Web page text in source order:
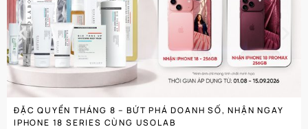
ĐẶC QUYỀN THÁNG 8 – BỨT PHÁ DOANH SỐ, NHẬN NGAY
IPHONE 18 SERIES CÙNG USOLAB